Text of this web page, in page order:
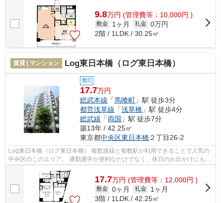
9.8万円 (管理費等：10,000円 )
敷金 1ヶ月 礼金 0万円
2階 / 1LDK / 30.25㎡
賃貸 | マンション Log東日本橋（ログ東日本橋）
敷0
17.7万円
総武本線 「馬喰町 」駅 徒歩3分
都営浅草線 「浅草橋 」駅 徒歩4分
総武線 「両国 」駅 徒歩7分
築13年 / 42.25㎡
東京都中央区東日本橋２丁目26-2
Log東日本橋（ログ東日本橋） 複数路線と複数駅が利用できることで人気の
中央区のこのエリア。 通勤通学が便利なだけでなく、休日のお出かけにも嬉
17.7万円 (管理費等：12,000円 )
敷金 0ヶ月 礼金
1ヶ月
3階 / 1LDK / 42.25㎡